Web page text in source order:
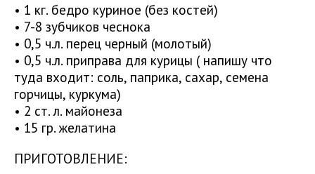
• 1 кг. бедро куриное (без костей)
• 7-8 зубчиков чеснока
• 0,5 ч.л. перец черный (молотый)
• 0,5 ч.л. приправа для курицы ( напишу что
туда входит: соль, паприка, сахар, семена
горчицы, куркума)
• 2 ст. л. майонеза
• 15 гр. желатина
ПРИГОТОВЛЕНИЕ: